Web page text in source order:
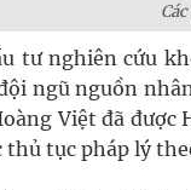
tư nghiên cứu
ngũ nguồn
Việt đã được
thủ tục pháp lý